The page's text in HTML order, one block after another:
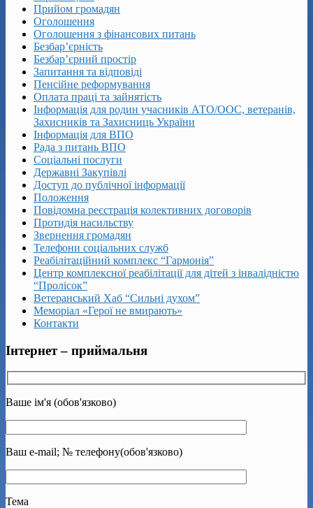
Прийом громадян
Оголошення
Оголошення з фінансових питань
Безбар’єрність
Безбар’єрний простір
Запитання та відповіді
Пенсійне реформування
Оплата праці та зайнятість
Інформація для родин учасників АТО/ООС, ветеранів,
Захисників та Захисниць України
Інформація для ВПО
Рада з питань ВПО
Соціальні послуги
Державні Закупівлі
Доступ до публічної інформації
Положення
Повідомна реєстрація колективних договорів
Протидія насильству
Звернення громадян
Телефони соціальних служб
Реабілітаційний комплекс “Гармонія”
Центр комплексної реабілітації для дітей з інвалідністю
“Пролісок”
Ветеранський Хаб “Сильні духом”
Меморіал «Герої не вмирають»
Контакти
Інтернет – приймальня
Ваше ім'я (обов'язково)
Ваш e-mail; № телефону(обов'язково)
Тема